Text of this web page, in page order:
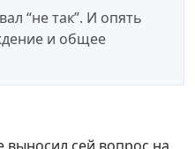
“не так”. И опять
и общее